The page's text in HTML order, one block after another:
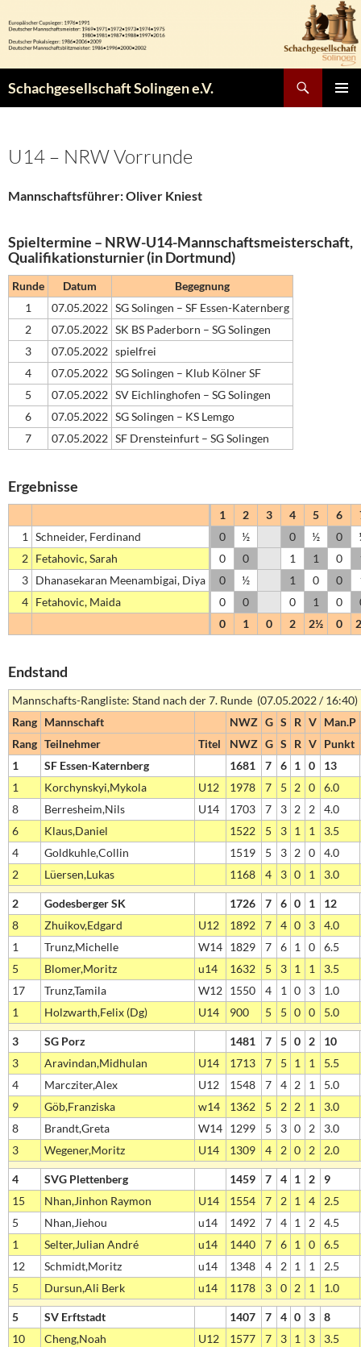
Inhalt
springen
Schachgesellschaft Solingen e.V.
U14 – NRW Vorrunde
Mannschaftsführer:Oliver Kniest
Spieltermine – NRW-U14-Mannschaftsmeisterschaft,
Qualifikationsturnier (in Dortmund)
Runde Datum
Begegnung
1
07.05.2022 SG Solingen – SF Essen-Katernberg
2
07.05.2022 SK BS Paderborn – SG Solingen
3
07.05.2022 spielfrei
4
07.05.2022 SG Solingen – Klub Kölner SF
5
07.05.2022 SV Eichlinghofen – SG Solingen
6
07.05.2022 SG Solingen – KS Lemgo
7
07.05.2022 SF Drensteinfurt – SG Solingen
Ergebnisse
1 2 3 4 5 6
1
Schneider, Ferdinand 0 ½ 0 ½ 0
2 Fetahovic, Sarah 0 0 1 1 0
3 Dhanasekaran Meenambigai, Diya 0 ½ 1 0 0
4 Fetahovic, Maida 0 0 0 1 0
0
1 0 2 2½ 0
Endstand
Mannschafts-Rangliste: Stand nach der 7. Runde (07.05.2022 / 16:40)
Rang Mannschaft NWZ G S R V Man.P
Rang Teilnehmer Titel NWZ G S R V Punkt
1
SF Essen-Katernberg 1681 7 6 1 0
13
1
Korchynskyi,Mykola U12 1978 7 5 2 0
6.0
8
Berresheim,Nils U14 1703 7 3 2 2
4.0
6
Klaus,Daniel 1522 5 3 1 1
3.5
4
Goldkuhle,Collin 1519 5 3 2 0
4.0
2
Lüersen,Lukas 1168 4 3 0 1 3.0
2 Godesberger SK 1726 7 6 0 1
12
8
Zhuikov,Edgard U12 1892 7 4 0 3
4.0
1
Trunz,Michelle W14 1829 7 6 1 0
6.5
5
Blomer,Moritz u14 1632 5 3 1 1
3.5
17
Trunz,Tamila W12 1550 4 1 0 3
1.0
1
Holzwarth,Felix (Dg) U14 900 5 5 0 0 5.0
3 SG Porz 1481 7 5 0 2
10
3
Aravindan,Midhulan U14 1713 7 5 1 1
5.5
4
Marcziter,Alex U12 1548 7 4 2 1
5.0
9
Göb,Franziska w14 1362 5 2 2 1
3.0
8
Brandt,Greta W14 1299 5 3 0 2
3.0
3
Wegener,Moritz U14 1309 4 2 0 2 2.0
4 SVG Plettenberg 1459 7 4 1 2
9
15
Nhan,Jinhon Raymon U14 1554 7 2 1 4
2.5
5
Nhan,Jiehou u14 1492 7 4 1 2
4.5
1
Selter,Julian André u14 1440 7 6 1 0
6.5
12
Schmidt,Moritz u14 1348 4 2 1 1
2.5
5
Dursun,Ali Berk u14 1178 3 0 2 1 1.0
5 SV Erftstadt 1407 7 4 0 3
8
10
Cheng,Noah U12 1577 7 3 1 3
3.5